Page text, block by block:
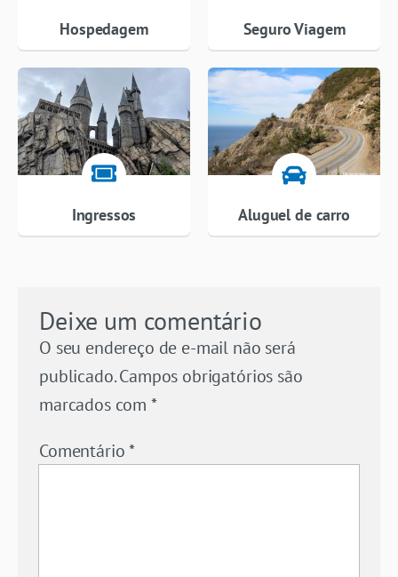
Hospedagem Seguro Viagem
Ingressos Aluguel de carro
Deixe um comentário
O seu endereço de e-mail não será
publicado. Campos obrigatórios são
marcados com *
Comentário*